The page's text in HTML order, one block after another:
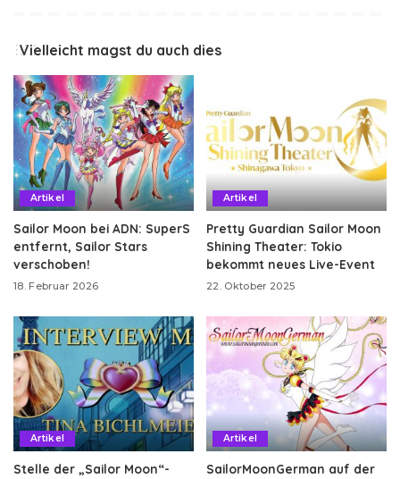
Vielleicht magst du auch dies
Artikel
Sailor Moon bei ADN: SuperS
entfernt, Sailor Stars
verschoben!
18. Februar 2026
Artikel
Pretty Guardian Sailor Moon
Shining Theater: Tokio
bekommt neues Live-Event
22. Oktober 2025
Artikel
Stelle der „Sailor Moon“-
Artikel
SailorMoonGerman auf der